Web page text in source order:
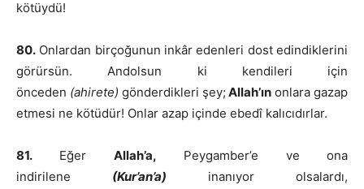
kötüydü!
80. Onlardan birçoğunun inkâr edenleri dost edindiklerini
görürsün. Andolsun ki kendileri için
önceden (ahirete) gönderdikleri şey; Allah’ın onlara gazap
etmesi ne kötüdür! Onlar azap içinde ebedî kalıcıdırlar.
81. Eğer Allah’a, Peygamber’e ve ona
indirilene (Kur’an’a)
inanıyor olsalardı,